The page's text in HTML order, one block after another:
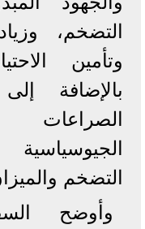
التضخم،
وتأمين
بالإضافة
الصراعات
التضخم
وأوضح